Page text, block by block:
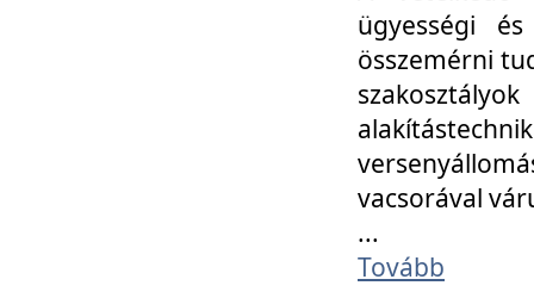
ügyességi
összemérni
vacsorával
...
Tovább